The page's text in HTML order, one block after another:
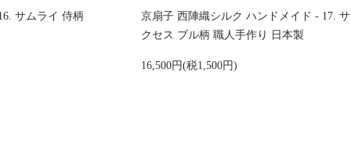
サムライ 侍柄
京扇子 西陣織シルク ハンドメイド - 17. サ
クセス ブル柄 職人手作り 日本製
16,500円(税1,500円)